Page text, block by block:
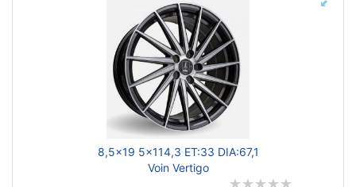
8,5x19 5x114,3 ET:33 DIA:67,1
Voin Vertigo